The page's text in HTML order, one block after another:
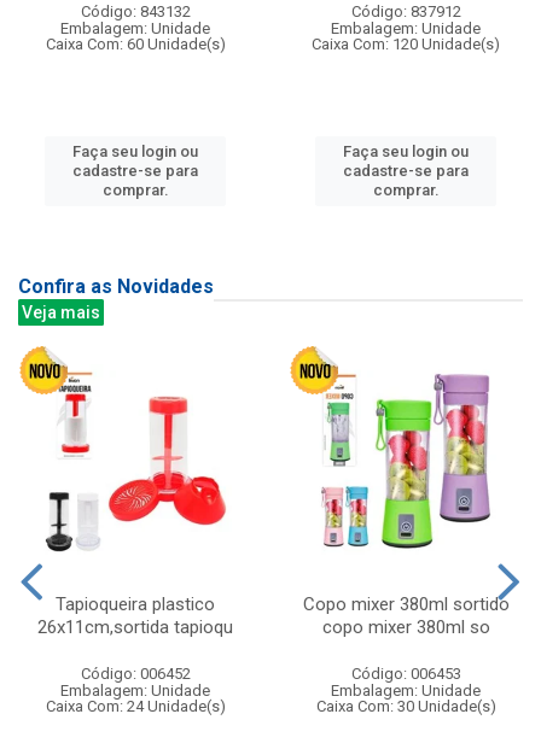
Código: 843132
Embalagem: Unidade
Caixa Com: 60 Unidade(s)
Faça seu login ou
cadastre-se para
comprar.
Código: 837912
Embalagem: Unidade
Caixa Com: 120 Unidade(s)
Faça seu login ou
cadastre-se para
comprar.
Confira as Novidades
Veja mais
Tapioqueira plastico
26x11cm,sortida tapioqu
Código: 006452
Embalagem: Unidade
Caixa Com: 24 Unidade(s)
Copo mixer 380ml sortido
copo mixer 380ml so
Código: 006453
Embalagem: Unidade
Caixa Com: 30 Unidade(s)